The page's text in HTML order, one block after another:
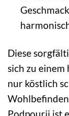
Diese
sich zu einem
nur köstlich